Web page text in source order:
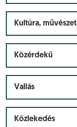
Kultúra, művészet
Közérdekű
Vallás
Közlekedés